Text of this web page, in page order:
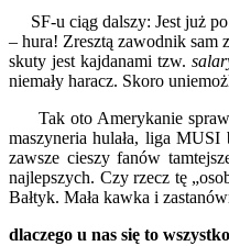
SF-u ciąg dalszy: Jest już
– hura! Zresztą zawodnik sam
skuty jest kajdanami tzw.
niemały haracz. Skoro
Tak oto Amerykanie
maszyneria hulała, liga
zawsze cieszy fanów
najlepszych. Czy rzecz tę
Bałtyk. Mała kawka i
dlaczego u nas się to